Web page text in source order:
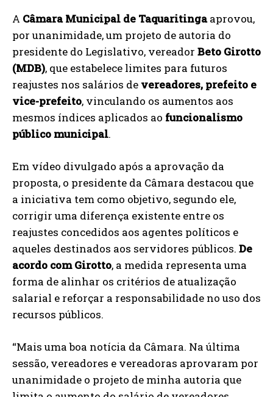
A Câmara Municipal de Taquaritingaaprovou,
por unanimidade, um projeto de autoria do
presidente do Legislativo, vereador Beto Girotto
(MDB), que estabelece limites para futuros
reajustes nos salários de vereadores, prefeito e
vice-prefeito, vinculando os aumentos aos
mesmos índices aplicados ao funcionalismo
público municipal.
Em vídeo divulgado após a aprovação da
proposta, o presidente da Câmara destacou que
a iniciativa tem como objetivo, segundo ele,
corrigir uma diferença existente entre os
reajustes concedidos aos agentes políticos e
aqueles destinados aos servidores públicos. De
acordo com Girotto, a medida representa uma
forma de alinhar os critérios de atualização
salarial e reforçar a responsabilidade no uso dos
recursos públicos.
“Mais uma boa notícia da Câmara. Na última
sessão, vereadores e vereadoras aprovaram por
unanimidade o projeto de minha autoria que